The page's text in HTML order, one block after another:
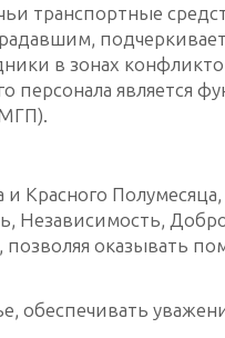
транспортные
в зонах
персонала является
Красного
Независимость,
оказывать
обеспечивать